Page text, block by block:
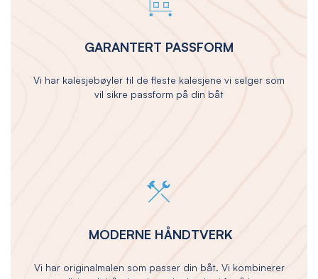
GARANTERT PASSFORM
Vi har kalesjebøyler til de fleste kalesjene vi selger som
vil sikre passform på din båt
MODERNE HÅNDTVERK
Vi har originalmalen som passer din båt. Vi kombinerer